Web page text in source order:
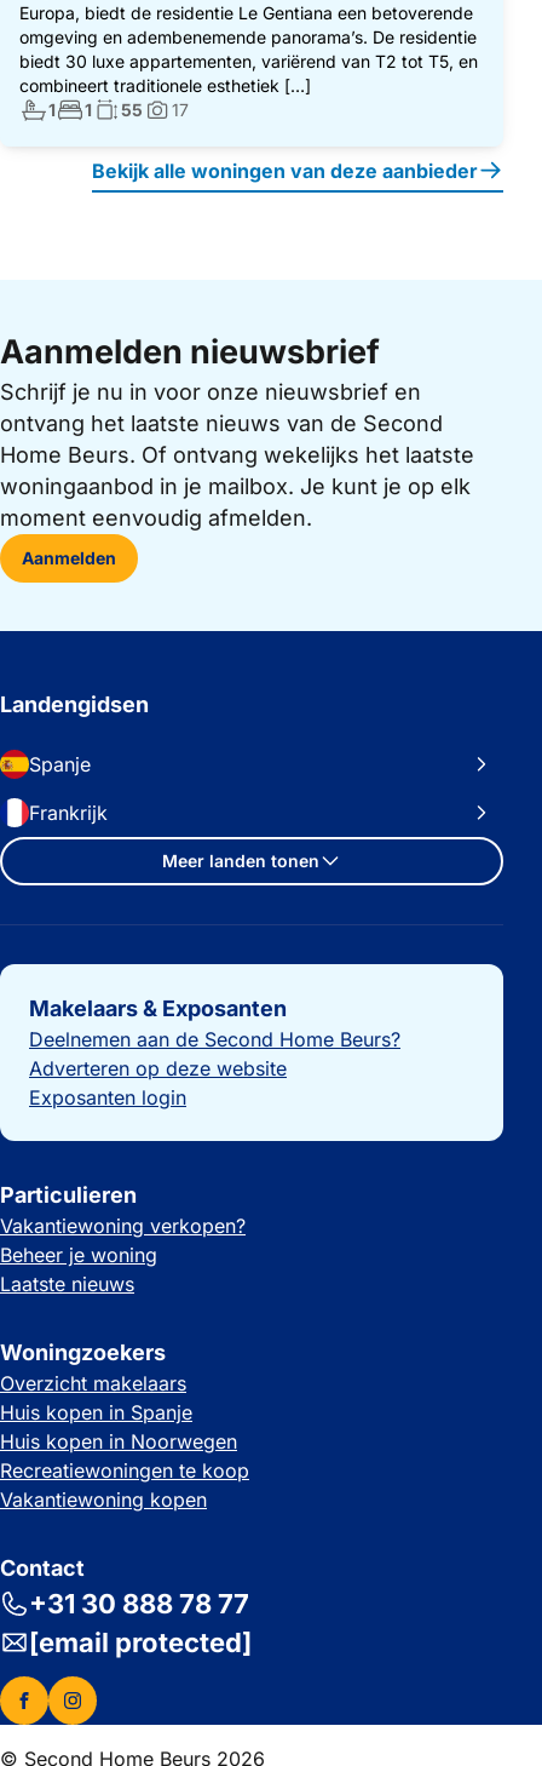
Europa, biedt de residentie Le Gentiana een betoverende
omgeving en adembenemende panorama’s. De residentie
biedt 30 luxe appartementen, variërend van T2 tot T5, en
combineert traditionele esthetiek […]
Aantal badkamers:
1Aantal slaapkamers:
1 Woonoppervlakte:
55 Foto's:
17
Bekijk alle woningen van deze aanbieder
Aanmelden nieuwsbrief
Schrijf je nu in voor onze nieuwsbrief en
ontvang het laatste nieuws van de Second
Home Beurs. Of ontvang wekelijks het laatste
woningaanbod in je mailbox. Je kunt je op elk
moment eenvoudig afmelden.
Aanmelden
Landengidsen
Spanje
Frankrijk
Meer landen tonen
Belangrijke links
Makelaars & Exposanten
Deelnemen aan de Second Home Beurs?
Adverteren op deze website
Exposanten login
Particulieren
Vakantiewoning verkopen?
Beheer je woning
Laatste nieuws
Woningzoekers
Overzicht makelaars
Huis kopen in Spanje
Huis kopen in Noorwegen
Recreatiewoningen te koop
Vakantiewoning kopen
Contact
+31 30 888 78 77
[email protected]
© Second Home Beurs 2026